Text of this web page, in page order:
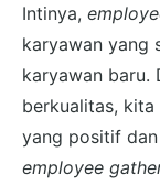
Intinya,
karyawan yang
karyawan baru.
berkualitas, kita
yang positif
employee